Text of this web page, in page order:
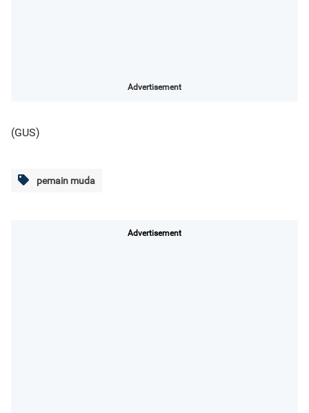
Advertisement
(GUS)
pemain muda
Advertisement